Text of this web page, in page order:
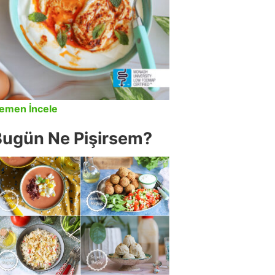
İncele
Ne Pişirsem?